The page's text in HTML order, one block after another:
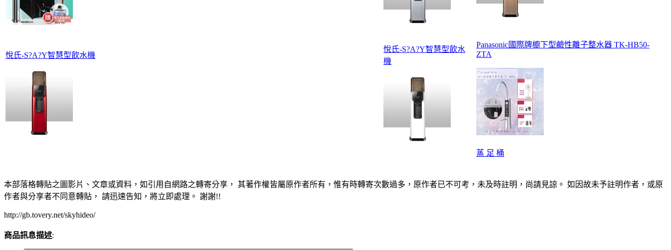
悅氏-S?A?Y智慧型飲水機
悅氏-S?A?Y智慧型飲水
機
Panasonic國際牌櫥下型鹼性離子整水器 TK-HB50-
ZTA
蒸 足 桶
本部落格轉貼之圖影片、文章或資料，如引用自網路之轉寄分享， 其著作權皆屬原作者所有，惟有時轉寄次數過多，原作者已不可考，未及時註明，尚請見諒。 如因故未予註明作者，或原
作者與分享者不同意轉貼， 請迅速告知，將立即處理。 謝謝!!
http://gb.tovery.net/skyhideo/
商品訊息描述: